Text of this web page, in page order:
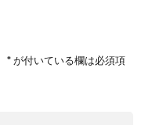
*が付いている欄は必須項